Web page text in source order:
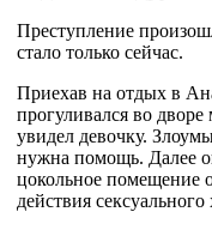
Преступление
стало только сейчас.
Приехав на отдых в
прогуливался во
увидел девочку.
нужна помощь. Далее
цокольное помещение
действия сексуального